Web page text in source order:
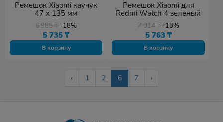
Ремешок Xiaomi каучук
47 x 135 мм
6 985₸ -18%
5 735₸
В корзину
Ремешок Xiaomi для
Redmi Watch 4 зеленый
7 014₸ -18%
5 763 ₸
В корзину
‹ 1 2 6 7 ›